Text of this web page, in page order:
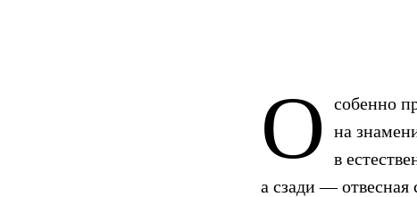
О собенно
на
в
а сзади — отвесная